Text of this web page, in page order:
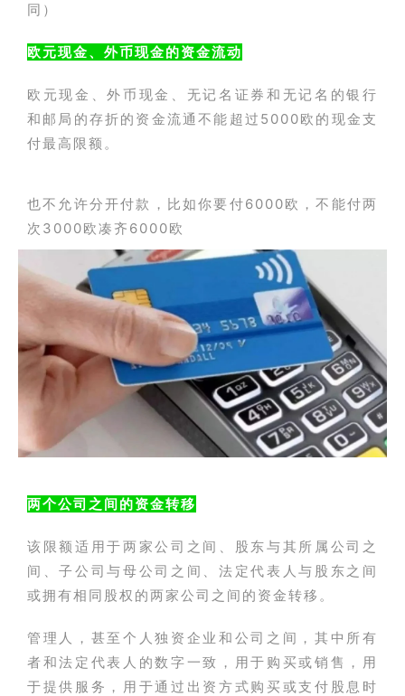
同）
欧元现金、外币现金的资金流动
欧元现金、外币现金、无记名证券和无记名的银行
和邮局的存折的资金流通不能超过5000欧的现金支
付最高限额。
也不允许分开付款，比如你要付6000欧，不能付两
次3000欧凑齐6000欧
两个公司之间的资金转移
该限额适用于两家公司之间、股东与其所属公司之
间、子公司与母公司之间、法定代表人与股东之间
或拥有相同股权的两家公司之间的资金转移。
管理人，甚至个人独资企业和公司之间，其中所有
者和法定代表人的数字一致，用于购买或销售，用
于提供服务，用于通过出资方式购买或支付股息时